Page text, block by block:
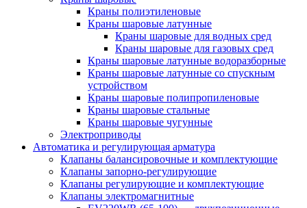
Краны полиэтиленовые
Краны шаровые латунные
Краны шаровые для водных сред
Краны шаровые для газовых сред
Краны шаровые латунные водоразборные
Краны шаровые латунные со спускным
устройством
Краны шаровые полипропиленовые
Краны шаровые стальные
Краны шаровые чугунные
Электроприводы
Автоматика и регулирующая арматура
Клапаны балансировочные и комплектующие
Клапаны запорно-регулирующие
Клапаны регулирующие и комплектующие
Клапаны электромагнитные